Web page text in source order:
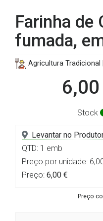
Farinha de
fumada,
Agricultura Tradicional |
Stock
Levantar no
QTD: 1 emb
Preço por unidade:
Preço: 6,00 €
Preço